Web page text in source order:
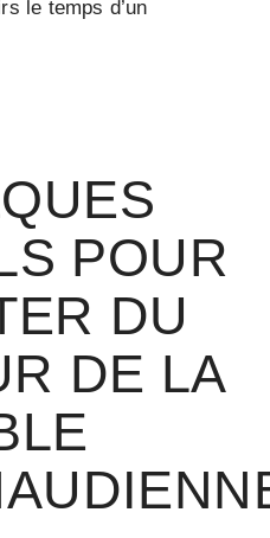
le temps d’un
POUR
DU
DE LA